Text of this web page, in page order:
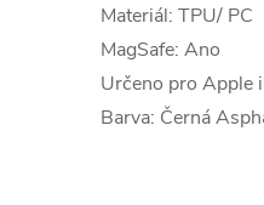
Materiál: TPU/ PC
MagSafe: Ano
Určeno pro Apple
Barva: Černá